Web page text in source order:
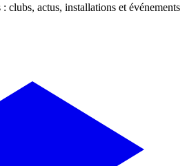
: clubs, actus, installations et événements